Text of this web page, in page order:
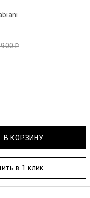
900 ₽
В КОРЗИНУ
в 1 клик